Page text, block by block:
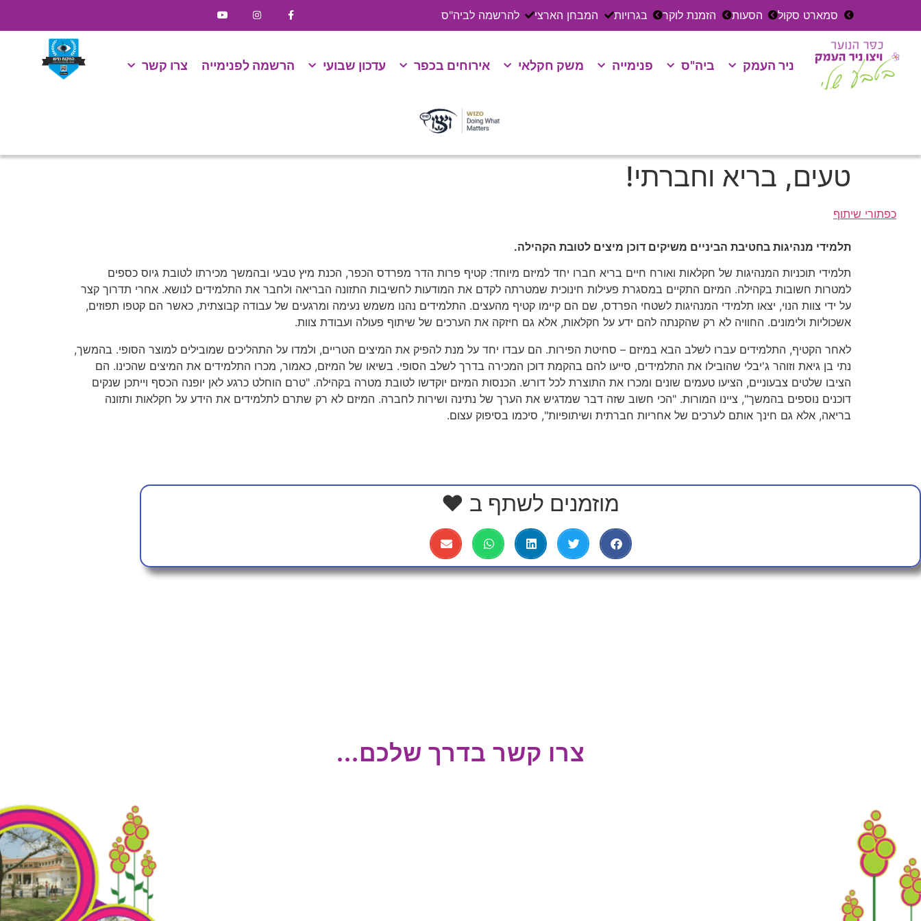
סמארט סקול הסעות הזמנת לוקר בגרויות המבחן הארצי להרשמה לביה"ס
ניר העמק ביה"ס פנימייה משק חקלאי אירוחים בכפר עדכון שבועי הרשמה לפנימייה צרו קשר
טעים, בריא וחברתי!
כפתורי שיתוף
תלמידי מנהיגות בחטיבת הביניים משיקים דוכן מיצים לטובת הקהילה.
תלמידי תוכניות המנהיגות של חקלאות ואורח חיים בריא חברו יחד למיזם מיוחד: קטיף פרות הדר מפרדס הכפר, הכנת מיץ טבעי ובהמשך מכירתו לטובת גיוס כספים
למטרות חשובות בקהילה. המיזם התקיים במסגרת פעילות חינוכית שמטרתה לקדם את המודעות לחשיבות התזונה הבריאה ולחבר את התלמידים לנושא. אחרי תדרוך קצר
על ידי צוות הנוי, יצאו תלמידי המנהיגות לשטחי הפרדס, שם הם קיימו קטיף מהעצים. התלמידים נהנו משמש נעימה ומרגעים של עבודה קבוצתית, כאשר הם קטפו תפוזים,
אשכוליות ולימונים. החוויה לא רק שהקנתה להם ידע על חקלאות, אלא גם חיזקה את הערכים של שיתוף פעולה ועבודת צוות.
לאחר הקטיף, התלמידים עברו לשלב הבא במיזם – סחיטת הפירות. הם עבדו יחד על מנת להפיק את המיצים הטריים, ולמדו על התהליכים שמובילים למוצר הסופי. בהמשך,
נתי בן גיאת וזוהר ג'יבלי שהובילו את התלמידים, סייעו להם בהקמת דוכן המכירה בדרך לשלב הסופי. בשיאו של המיזם, כאמור, מכרו התלמידים את המיצים שהכינו. הם
הציבו שלטים צבעוניים, הציעו טעמים שונים ומכרו את התוצרת לכל דורש. הכנסות המיזם יוקדשו לטובת מטרה בקהילה. "טרם הוחלט כרגע לאן יופנה הכסף וייתכן שנקים
דוכנים נוספים בהמשך", ציינו המורות. "הכי חשוב שזה דבר שמדגיש את הערך של נתינה ושירות לחברה. המיזם לא רק שתרם לתלמידים את הידע על חקלאות ותזונה
בריאה, אלא גם חינך אותם לערכים של אחריות חברתית ושיתופיות", סיכמו בסיפוק עצום.
מוזמנים לשתף ב ❤
צרו קשר בדרך שלכם...